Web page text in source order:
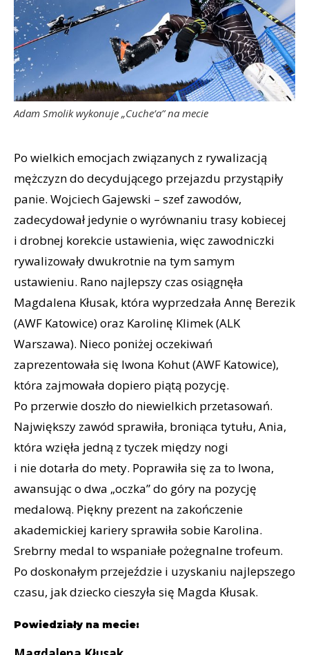
Adam Smolik wykonuje „Cuche’a” na mecie
Po wielkich emocjach związanych z rywalizacją
mężczyzn do decydującego przejazdu przystąpiły
panie. Wojciech Gajewski – szef zawodów,
zadecydował jedynie o wyrównaniu trasy kobiecej
i drobnej korekcie ustawienia, więc zawodniczki
rywalizowały dwukrotnie na tym samym
ustawieniu. Rano najlepszy czas osiągnęła
Magdalena Kłusak, która wyprzedzała Annę Berezik
(AWF Katowice) oraz Karolinę Klimek (ALK
Warszawa). Nieco poniżej oczekiwań
zaprezentowała się Iwona Kohut (AWF Katowice),
która zajmowała dopiero piątą pozycję.
Po przerwie doszło do niewielkich przetasowań.
Największy zawód sprawiła, broniąca tytułu, Ania,
która wzięła jedną z tyczek między nogi
i nie dotarła do mety. Poprawiła się za to Iwona,
awansując o dwa „oczka” do góry na pozycję
medalową. Piękny prezent na zakończenie
akademickiej kariery sprawiła sobie Karolina.
Srebrny medal to wspaniałe pożegnalne trofeum.
Po doskonałym przejeździe i uzyskaniu najlepszego
czasu, jak dziecko cieszyła się Magda Kłusak.
Powiedziały na mecie: